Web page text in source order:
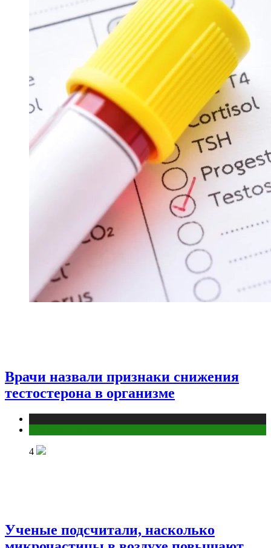
Врачи назвали признаки снижения
тестостерона в организме
4
Ученые подсчитали, насколько